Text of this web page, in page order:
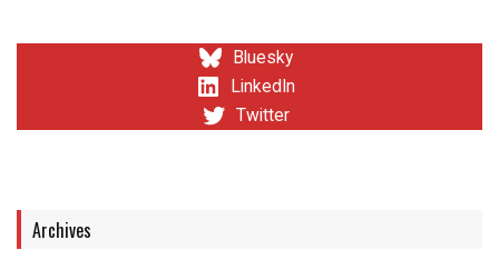
Bluesky
LinkedIn
Twitter
Archives